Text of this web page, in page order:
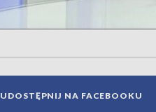
UDOSTĘPNIJ NA FACEBOOKU